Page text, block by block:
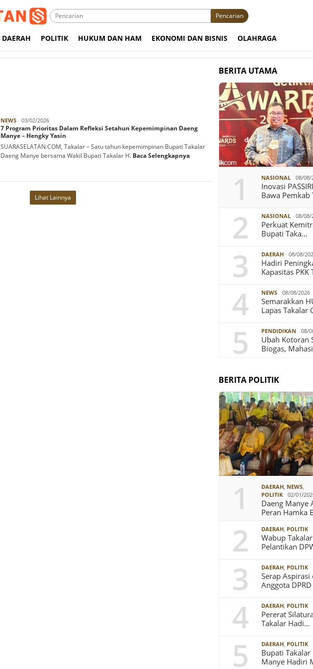
Pencarian
DAERAH POLITIK HUKUM DAN HAM EKONOMI DAN BISNIS OLAHRAGA
NEWSRabbani
03/02/2026
7 Program Prioritas Dalam Refleksi Setahun Kepemimpinan Daeng
Manye – Hengky Yasin
SUARASELATAN.COM, Takalar – Satu tahun kepemimpinan Bupati Takalar
Daeng Manye bersama Wakil Bupati Takalar H. Baca Selengkapnya
Lihat Lainnya
BERITA UTAMA
1 NASIONAL 08/08/
Inovasi
Bawa Pemkab
2 NASIONAL 08/08/
Perkuat
Bupati Taka…
3 DAERAH 08/08/
Hadiri
Kapasitas
4 NEWS 08/08/2026
Semarakkan
Lapas Takalar
5 PENDIDIKAN 08/
Ubah Kotoran
Biogas,
BERITA POLITIK
1 DAERAH, NEWS,
POLITIK
02/01/
Daeng Manye
Peran Hamka
2 DAERAH, POLITIK
Wabup
Pelantikan
3 DAERAH, POLITIK
Serap Aspirasi
Anggota
4 DAERAH, POLITIK
Pererat
Takalar Hadi…
5 DAERAH, POLITIK
Bupati Takalar
Manye Hadiri